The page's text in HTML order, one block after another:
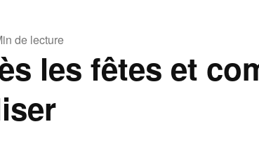
de lecture
les fêtes et